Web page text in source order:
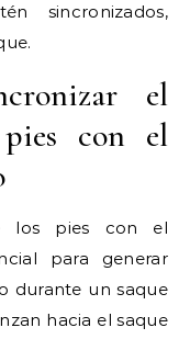
sincronizados,
el
con el
los pies con el
para generar
durante un saque
hacia el saque